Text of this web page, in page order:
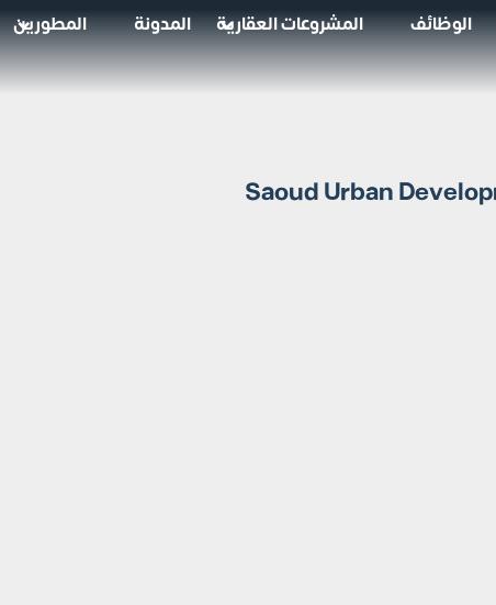
الوظائف المشروعات العقارية المدونة
المطورين